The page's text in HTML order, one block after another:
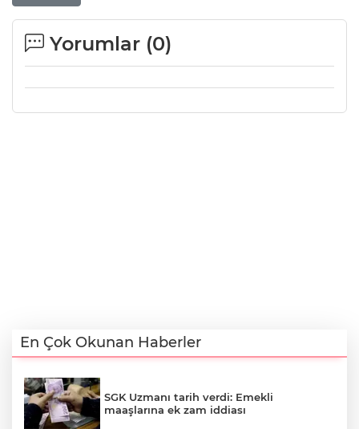
Yorumlar (0)
En Çok Okunan Haberler
SGK Uzmanı tarih verdi: Emekli
maaşlarına ek zam iddiası